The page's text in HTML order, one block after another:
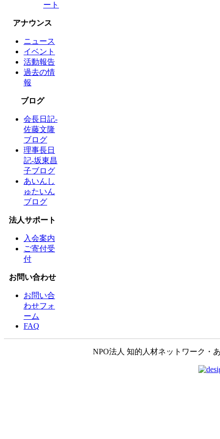
ート
アナウンス
ニュース
イベント
活動報告
過去の情
報
ブログ
会長日記-
佐藤文隆
ブログ
理事長日
記-坂東昌
子ブログ
あいんし
ゅたいん
ブログ
法人サポート
入会案内
ご寄付受
付
お問い合わせ
お問い合
わせフォ
ーム
FAQ
NPO法人 知的人材ネットワーク・